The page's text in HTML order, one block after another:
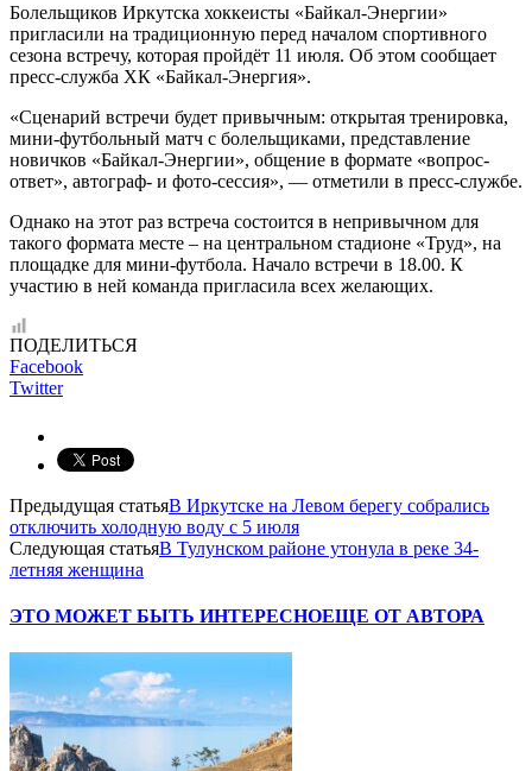
Болельщиков Иркутска хоккеисты «Байкал-Энергии»
пригласили на традиционную перед началом спортивного
сезона встречу, которая пройдёт 11 июля. Об этом сообщает
пресс-служба ХК «Байкал-Энергия».
«Сценарий встречи будет привычным: открытая тренировка,
мини-футбольный матч с болельщиками, представление
новичков «Байкал-Энергии», общение в формате «вопрос-
ответ», автограф- и фото-сессия», — отметили в пресс-службе.
Однако на этот раз встреча состоится в непривычном для
такого формата месте – на центральном стадионе «Труд», на
площадке для мини-футбола. Начало встречи в 18.00. К
участию в ней команда пригласила всех желающих.
ПОДЕЛИТЬСЯ
Facebook
Twitter
Предыдущая статьяВ Иркутске на Левом берегу собрались
отключить холодную воду с 5 июля
Следующая статьяВ Тулунском районе утонула в реке 34-
летняя женщина
ЭТО МОЖЕТ БЫТЬ ИНТЕРЕСНОЕЩЕ ОТ АВТОРА